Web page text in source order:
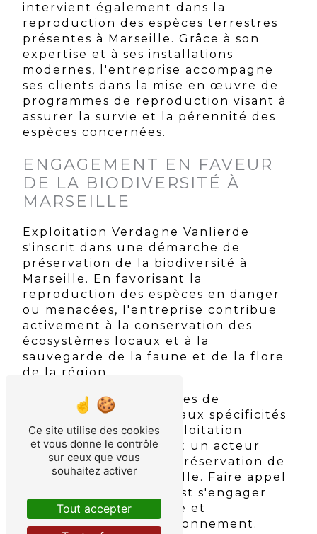
intervient également dans la
reproduction des espèces terrestres
présentes à Marseille. Grâce à son
expertise et à ses installations
modernes, l'entreprise accompagne
ses clients dans la mise en œuvre de
programmes de reproduction visant à
assurer la survie et la pérennité des
espèces concernées.
ENGAGEMENT EN FAVEUR
DE LA BIODIVERSITÉ À
MARSEILLE
Exploitation Verdagne Vanlierde
s'inscrit dans une démarche de
préservation de la biodiversité à
Marseille. En favorisant la
reproduction des espèces en danger
ou menacées, l'entreprise contribue
activement à la conservation des
écosystèmes locaux et à la
sauvegarde de la faune et de la flore
de la région.
Ainsi, grâce à ses services de
reproduction adaptés aux spécificités
de chaque espèce, Exploitation
Verdagne Vanlierde est un acteur
incontournable de la préservation de
la biodiversité à Marseille. Faire appel
à ses compétences, c'est s'engager
pour un avenir durable et
respectueux de l'environnement.
Ce site utilise des cookies
et vous donne le contrôle
sur ceux que vous
souhaitez activer
Tout accepter